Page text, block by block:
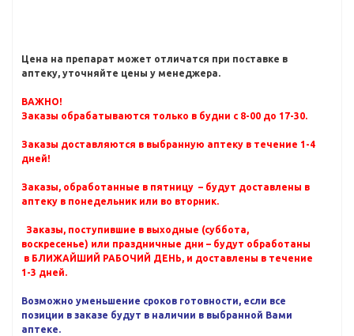
Цена на препарат может отличатся при поставке в
аптеку, уточняйте цены у менеджера.
ВАЖНО!
Заказы обрабатываются только в будни с 8-00 до 17-30.
Заказы доставляются в выбранную аптеку в течение 1-4
дней!
Заказы, обработанные в пятницу – будут доставлены в
аптеку в понедельник или во вторник.
Заказы, поступившие в выходные (суббота,
воскресенье) или праздничные дни – будут обработаны
в БЛИЖАЙШИЙ РАБОЧИЙ ДЕНЬ, и доставлены в течение
1-3 дней.
Возможно уменьшение сроков готовности, если все
позиции в заказе будут в наличии в выбранной Вами
аптеке.